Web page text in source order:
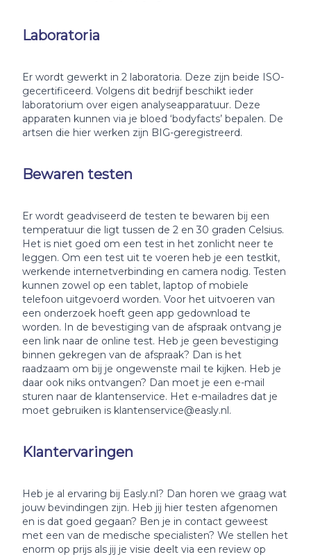
Laboratoria
Er wordt gewerkt in 2 laboratoria. Deze zijn beide ISO-
gecertificeerd. Volgens dit bedrijf beschikt ieder
laboratorium over eigen analyseapparatuur. Deze
apparaten kunnen via je bloed ‘bodyfacts’ bepalen. De
artsen die hier werken zijn BIG-geregistreerd.
Bewaren testen
Er wordt geadviseerd de testen te bewaren bij een
temperatuur die ligt tussen de 2 en 30 graden Celsius.
Het is niet goed om een test in het zonlicht neer te
leggen. Om een test uit te voeren heb je een testkit,
werkende internetverbinding en camera nodig. Testen
kunnen zowel op een tablet, laptop of mobiele
telefoon uitgevoerd worden. Voor het uitvoeren van
een onderzoek hoeft geen app gedownload te
worden. In de bevestiging van de afspraak ontvang je
een link naar de online test. Heb je geen bevestiging
binnen gekregen van de afspraak? Dan is het
raadzaam om bij je ongewenste mail te kijken. Heb je
daar ook niks ontvangen? Dan moet je een e-mail
sturen naar de klantenservice. Het e-mailadres dat je
moet gebruiken is klantenservice@easly.nl.
Klantervaringen
Heb je al ervaring bij Easly.nl? Dan horen we graag wat
jouw bevindingen zijn. Heb jij hier testen afgenomen
en is dat goed gegaan? Ben je in contact geweest
met een van de medische specialisten? We stellen het
enorm op prijs als jij je visie deelt via een review op